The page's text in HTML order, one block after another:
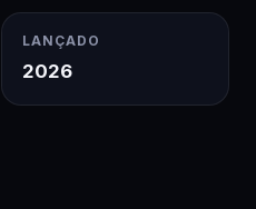
LANÇADO
2026